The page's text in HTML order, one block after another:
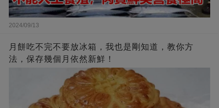
2024/09/13
月餅吃不完不要放冰箱，我也是剛知道，教你方
法，保存幾個月依然新鮮！